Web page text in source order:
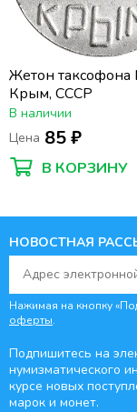
Жетон таксофона
Крым, СССР
В наличии
Цена 85 ₽
В КОРЗИНУ
НОВОСТНАЯ
Нажимая на кнопку
оферты.
Подпишитесь на
нумизматического
курсе новых
марок и монет.